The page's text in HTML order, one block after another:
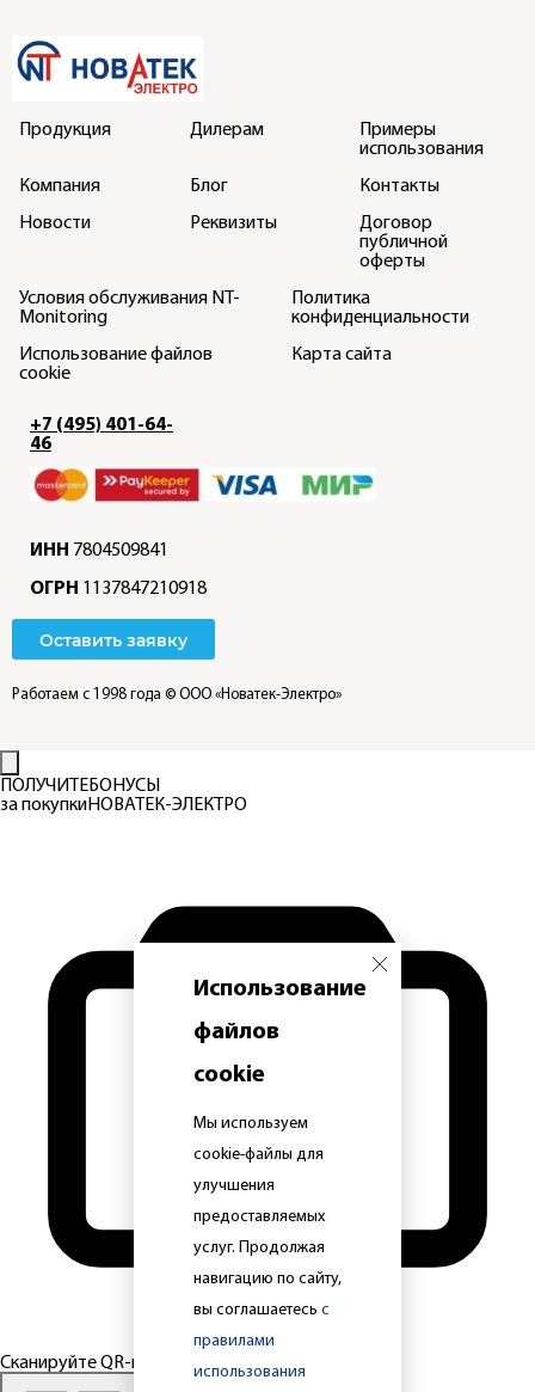
Продукция Дилерам
Примеры
использования
Компания
Блог
Контакты
Новости
Реквизиты
Договор
публичной
оферты
Условия обслуживания NT-
Monitoring
Политика
конфиденциальности
Использование файлов
cookie
Карта сайта
+7 (495) 401-64-
46
ИНН 7804509841
ОГРН 1137847210918
Оставить заявку
Работаем с 1998 года © ООО «Новатек-Электро»
Использование
файлов
cookie
Мы используем
cookie-файлы для
улучшения
предоставляемых
услуг. Продолжая
навигацию по сайту,
вы соглашаетесь с
правилами
использования
ПОЛУЧИТЕБОНУСЫ
за покупкиНОВАТЕК-ЭЛЕКТРО
Сканируйте QR-код